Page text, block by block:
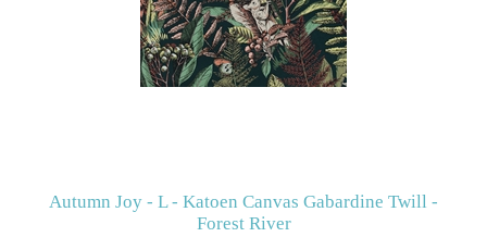
Autumn Joy - L - Katoen Canvas Gabardine Twill -
Forest River